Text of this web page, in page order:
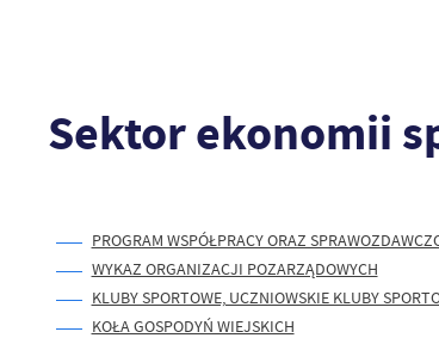
Sektor ekonomii
PROGRAM WSPÓŁPRACY ORAZ
WYKAZ ORGANIZACJI POZARZĄDOWYCH
KLUBY SPORTOWE, UCZNIOWSKIE KLUBY
KOŁA GOSPODYŃ WIEJSKICH